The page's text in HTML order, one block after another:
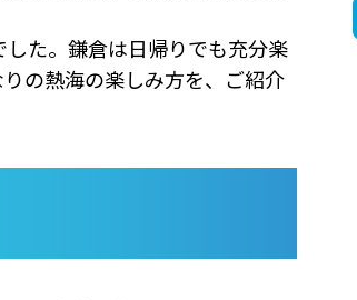
た。鎌倉は日帰りでも充分楽
の熱海の楽しみ方を、ご紹介